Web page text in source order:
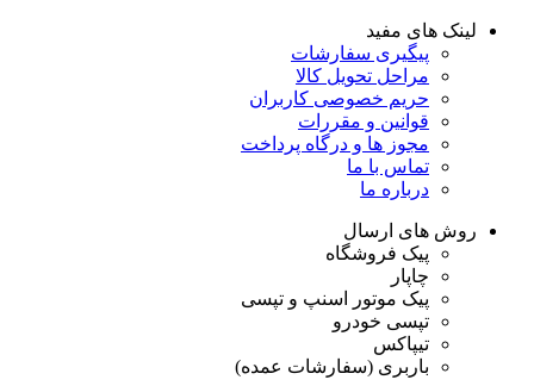
لینک های مفید
پیگیری سفارشات
مراحل تحویل کالا
حریم خصوصی کاربران
قوانین و مقررات
مجوز ها و درگاه پرداخت
تماس با ما
درباره ما
روش های ارسال
پیک فروشگاه
چاپار
پیک موتور اسنپ و تپسی
تپسی خودرو
تیپاکس
باربری (سفارشات عمده)